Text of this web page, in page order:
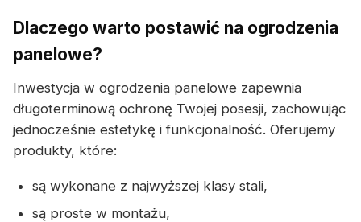
Dlaczego warto postawić na ogrodzenia
panelowe?
Inwestycja w ogrodzenia panelowe zapewnia
długoterminową ochronę Twojej posesji, zachowując
jednocześnie estetykę i funkcjonalność. Oferujemy
produkty, które:
są wykonane z najwyższej klasy stali,
są proste w montażu,